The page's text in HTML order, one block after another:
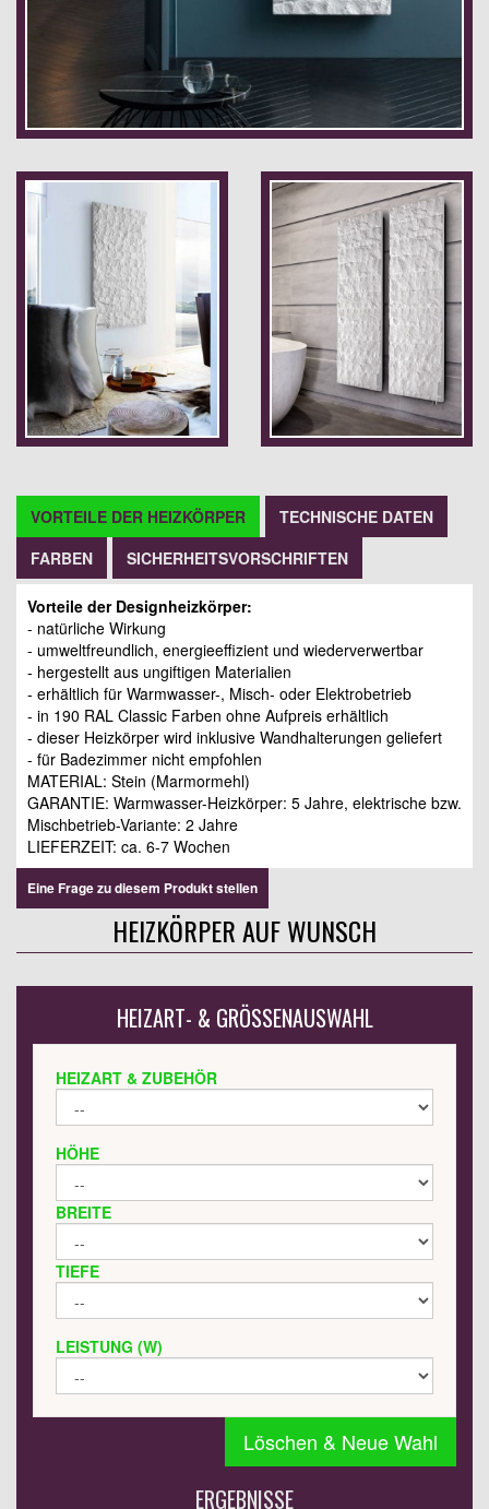
VORTEILE DER HEIZKÖRPER
TECHNISCHE DATEN
FARBEN
SICHERHEITSVORSCHRIFTEN
Vorteile der Designheizkörper:
- natürliche Wirkung
- umweltfreundlich, energieeffizient und wiederverwertbar
- hergestellt aus ungiftigen Materialien
- erhältlich für Warmwasser-, Misch- oder Elektrobetrieb
- in 190 RAL Classic Farben ohne Aufpreis erhältlich
- dieser Heizkörper wird inklusive Wandhalterungen geliefert
- für Badezimmer nicht empfohlen
MATERIAL: Stein (Marmormehl)
GARANTIE: Warmwasser-Heizkörper: 5 Jahre, elektrische bzw.
Mischbetrieb-Variante: 2 Jahre
LIEFERZEIT: ca. 6-7 Wochen
Eine Frage zu diesem Produkt stellen
HEIZKÖRPER AUF WUNSCH
HEIZART- & GRÖSSENAUSWAHL
HEIZART & ZUBEHÖR
HÖHE
BREITE
TIEFE
LEISTUNG (W)
Löschen & Neue Wahl
ERGEBNISSE